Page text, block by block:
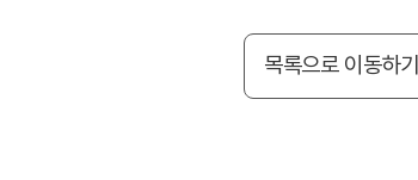
목록으로 이동하기